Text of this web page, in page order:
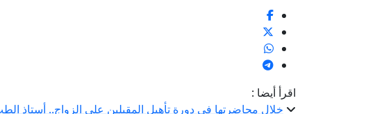
اقرأ أيضا :
خلال محاضرتها في دورة تأهيل المقبلين على الزواج.. أستاذ